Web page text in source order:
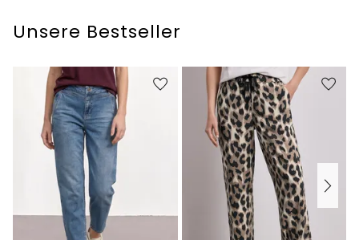
Unsere Bestseller